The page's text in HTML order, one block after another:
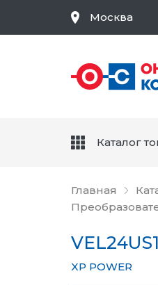
Главная
XP POWER
Москва
Каталог